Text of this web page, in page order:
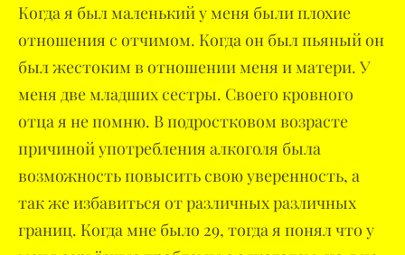
Когда я был маленький у меня были плохие
отношения с отчимом. Когда он был пьяный он
был жестоким в отношении меня и матери. У
меня две младших сестры. Своего кровного
отца я не помню. В подростковом возрасте
причиной употребления алкоголя была
возможность повысить свою уверенность, а
так же избавиться от различных различных
границ. Когда мне было 29, тогда я понял что у